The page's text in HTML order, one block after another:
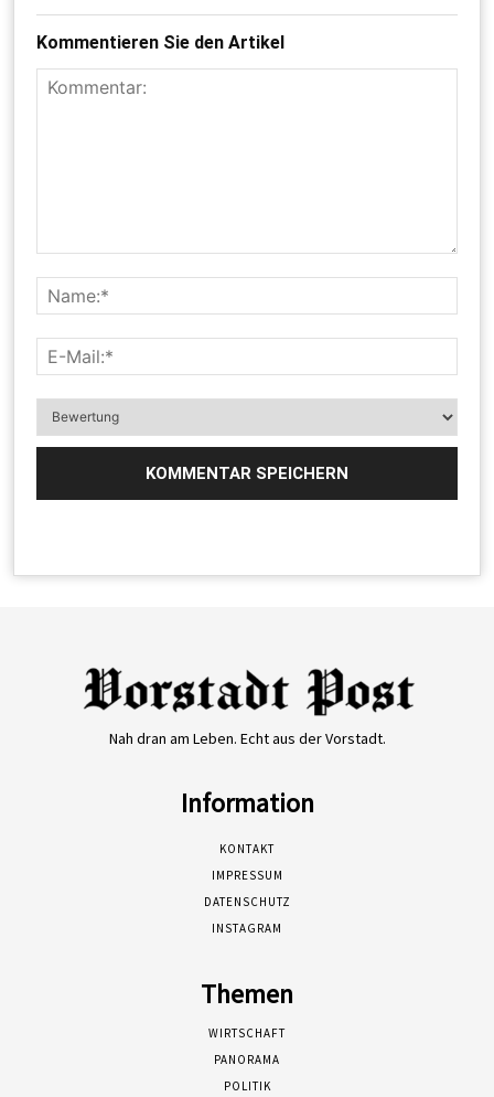
Kommentieren Sie den Artikel
Nah dran am Leben. Echt aus der Vorstadt.
Information
KONTAKT
IMPRESSUM
DATENSCHUTZ
INSTAGRAM
Themen
WIRTSCHAFT
PANORAMA
POLITIK